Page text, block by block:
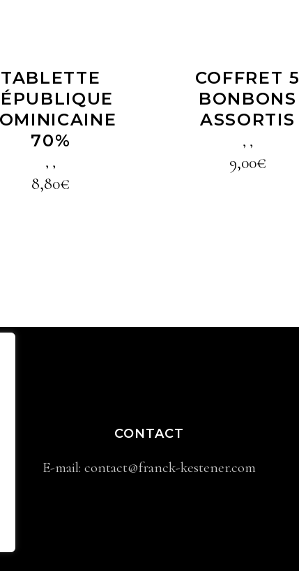
TABLETTE
70%
, ,
8,80€
COFFRET 5
BONBONS
ASSORTIS
, ,
9,00€
CONTACT
E-mail: contact@franck-kestener.com